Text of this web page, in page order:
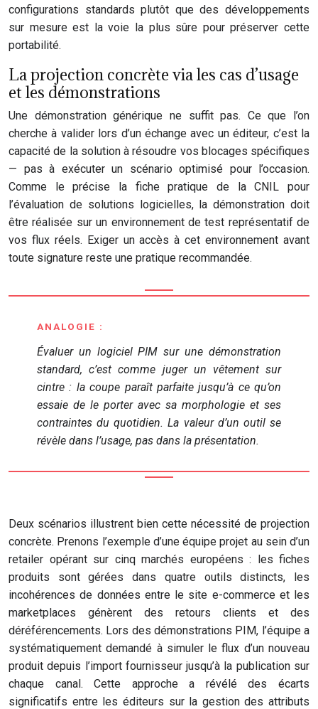
configurations standards plutôt que des développements
sur mesure est la voie la plus sûre pour préserver cette
portabilité.
La projection concrète via les cas d’usage
et les démonstrations
Une démonstration générique ne suffit pas. Ce que l’on
cherche à valider lors d’un échange avec un éditeur, c’est la
capacité de la solution à résoudre vos blocages spécifiques
— pas à exécuter un scénario optimisé pour l’occasion.
Comme le précise la fiche pratique de la CNIL pour
l’évaluation de solutions logicielles, la démonstration doit
être réalisée sur un environnement de test représentatif de
vos flux réels. Exiger un accès à cet environnement avant
toute signature reste une pratique recommandée.
ANALOGIE :
Évaluer un logiciel PIM sur une démonstration
standard, c’est comme juger un vêtement sur
cintre : la coupe paraît parfaite jusqu’à ce qu’on
essaie de le porter avec sa morphologie et ses
contraintes du quotidien. La valeur d’un outil se
révèle dans l’usage, pas dans la présentation.
Deux scénarios illustrent bien cette nécessité de projection
concrète. Prenons l’exemple d’une équipe projet au sein d’un
retailer opérant sur cinq marchés européens : les fiches
produits sont gérées dans quatre outils distincts, les
incohérences de données entre le site e-commerce et les
marketplaces génèrent des retours clients et des
déréférencements. Lors des démonstrations PIM, l’équipe a
systématiquement demandé à simuler le flux d’un nouveau
produit depuis l’import fournisseur jusqu’à la publication sur
chaque canal. Cette approche a révélé des écarts
significatifs entre les éditeurs sur la gestion des attributs